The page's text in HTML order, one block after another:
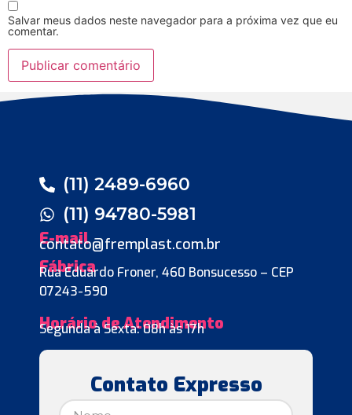
Salvar meus dados neste navegador para a próxima vez que eu
comentar.
(11) 2489-6960
(11) 94780-5981
E-mail
contato@fremplast.com.br
Fábrica
Rua Eduardo Froner, 460 Bonsucesso – CEP
07243-590
Horário de Atendimento
Segunda à Sexta: 08h às 17h
Contato Expresso